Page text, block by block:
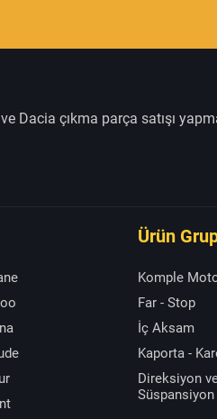
Dacia çıkma parça satışı
Ürün
Komple
Far - Stop
İç Aksam
Kaporta -
Direksiyon
Süspansiyon